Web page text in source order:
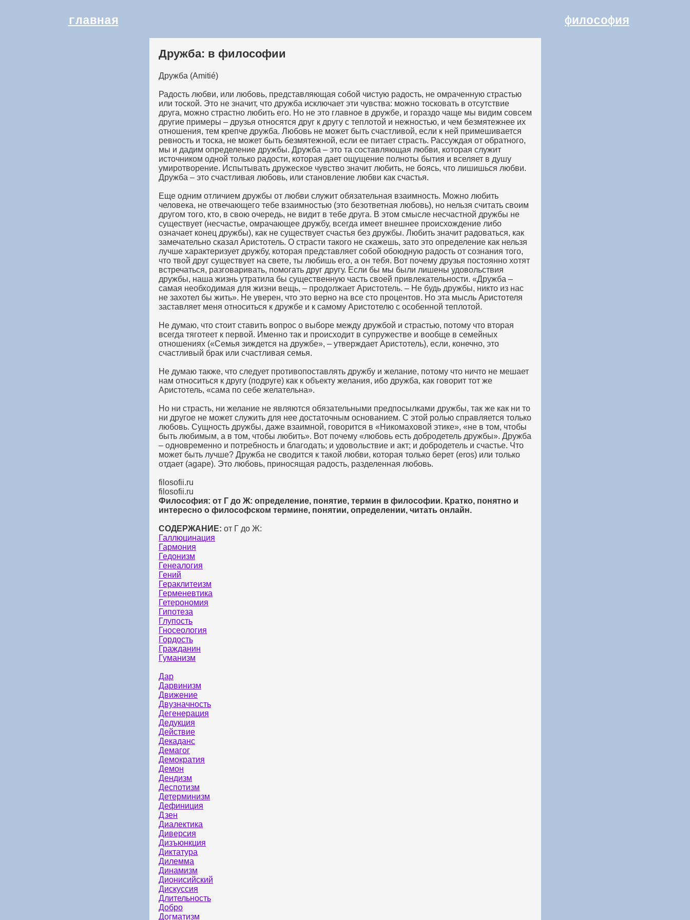
главная философия
Дружба: в философии
Дружба (Amitié)
Радость любви, или любовь, представляющая собой чистую радость, не омраченную страстью
или тоской. Это не значит, что дружба исключает эти чувства: можно тосковать в отсутствие
друга, можно страстно любить его. Но не это главное в дружбе, и гораздо чаще мы видим совсем
другие примеры – друзья относятся друг к другу с теплотой и нежностью, и чем безмятежнее их
отношения, тем крепче дружба. Любовь не может быть счастливой, если к ней примешивается
ревность и тоска, не может быть безмятежной, если ее питает страсть. Рассуждая от обратного,
мы и дадим определение дружбы. Дружба – это та составляющая любви, которая служит
источником одной только радости, которая дает ощущение полноты бытия и вселяет в душу
умиротворение. Испытывать дружеское чувство значит любить, не боясь, что лишишься любви.
Дружба – это счастливая любовь, или становление любви как счастья.
Еще одним отличием дружбы от любви служит обязательная взаимность. Можно любить
человека, не отвечающего тебе взаимностью (это безответная любовь), но нельзя считать своим
другом того, кто, в свою очередь, не видит в тебе друга. В этом смысле несчастной дружбы не
существует (несчастье, омрачающее дружбу, всегда имеет внешнее происхождение либо
означает конец дружбы), как не существует счастья без дружбы. Любить значит радоваться, как
замечательно сказал Аристотель. О страсти такого не скажешь, зато это определение как нельзя
лучше характеризует дружбу, которая представляет собой обоюдную радость от сознания того,
что твой друг существует на свете, ты любишь его, а он тебя. Вот почему друзья постоянно хотят
встречаться, разговаривать, помогать друг другу. Если бы мы были лишены удовольствия
дружбы, наша жизнь утратила бы существенную часть своей привлекательности. «Дружба –
самая необходимая для жизни вещь, – продолжает Аристотель. – Не будь дружбы, никто из нас
не захотел бы жить». Не уверен, что это верно на все сто процентов. Но эта мысль Аристотеля
заставляет меня относиться к дружбе и к самому Аристотелю с особенной теплотой.
Не думаю, что стоит ставить вопрос о выборе между дружбой и страстью, потому что вторая
всегда тяготеет к первой. Именно так и происходит в супружестве и вообще в семейных
отношениях («Семья зиждется на дружбе», – утверждает Аристотель), если, конечно, это
счастливый брак или счастливая семья.
Не думаю также, что следует противопоставлять дружбу и желание, потому что ничто не мешает
нам относиться к другу (подруге) как к объекту желания, ибо дружба, как говорит тот же
Аристотель, «сама по себе желательна».
Но ни страсть, ни желание не являются обязательными предпосылками дружбы, так же как ни то
ни другое не может служить для нее достаточным основанием. С этой ролью справляется только
любовь. Сущность дружбы, даже взаимной, говорится в «Никомаховой этике», «не в том, чтобы
быть любимым, а в том, чтобы любить». Вот почему «любовь есть добродетель дружбы». Дружба
– одновременно и потребность и благодать; и удовольствие и акт; и добродетель и счастье. Что
может быть лучше? Дружба не сводится к такой любви, которая только берет (eros) или только
отдает (agape). Это любовь, приносящая радость, разделенная любовь.
filosofii.ru
filosofii.ru
Философия: от Г до Ж: определение, понятие, термин в философии. Кратко, понятно и
интересно о философском термине, понятии, определении, читать онлайн.
СОДЕРЖАНИЕ: от Г до Ж:
Галлюцинация
Гармония
Гедонизм
Генеалогия
Гений
Гераклитеизм
Герменевтика
Гетерономия
Гипотеза
Глупость
Гносеология
Гордость
Гражданин
Гуманизм
Дар
Дарвинизм
Движение
Двузначность
Дегенерация
Дедукция
Действие
Декаданс
Демагог
Демократия
Демон
Дендизм
Деспотизм
Детерминизм
Дефиниция
Дзен
Диалектика
Диверсия
Дизъюнкция
Диктатура
Дилемма
Динамизм
Дионисийский
Дискуссия
Длительность
Добро
Догматизм